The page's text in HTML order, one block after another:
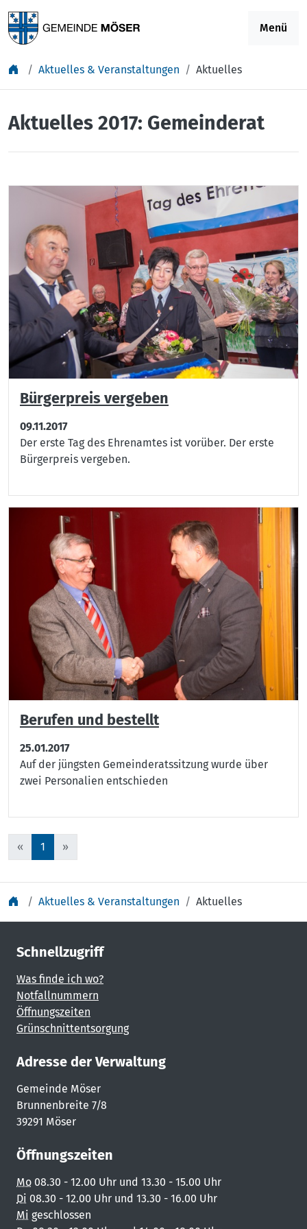
Menü
Aktuelles & Veranstaltungen Aktuelles
Aktuelles 2017: Gemeinderat
Bürgerpreis vergeben
09.11.2017
Der erste Tag des Ehrenamtes ist vorüber. Der erste
Bürgerpreis vergeben.
Berufen und bestellt
25.01.2017
Auf der jüngsten Gemeinderatssitzung wurde über
zwei Personalien entschieden
« 1 »
Aktuelles & Veranstaltungen Aktuelles
Schnellzugriff
Was finde ich wo?
Notfallnummern
Öffnungszeiten
Grünschnittentsorgung
Adresse der Verwaltung
Gemeinde Möser
Brunnenbreite 7/8
39291 Möser
Öffnungszeiten
Mo 08.30 - 12.00 Uhr und 13.30 - 15.00 Uhr
Di 08.30 - 12.00 Uhr und 13.30 - 16.00 Uhr
Mi geschlossen